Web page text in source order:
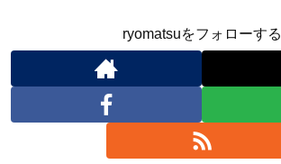
ryomatsuをフォローする